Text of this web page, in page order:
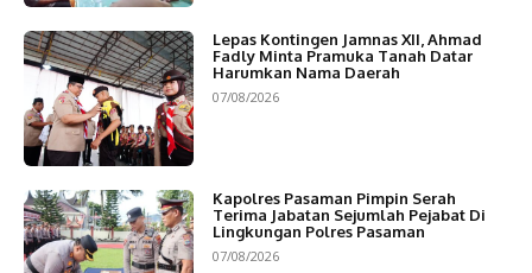
Lepas Kontingen Jamnas XII, Ahmad
Fadly Minta Pramuka Tanah Datar
Harumkan Nama Daerah
07/08/2026
Kapolres Pasaman Pimpin Serah
Terima Jabatan Sejumlah Pejabat Di
Lingkungan Polres Pasaman
07/08/2026